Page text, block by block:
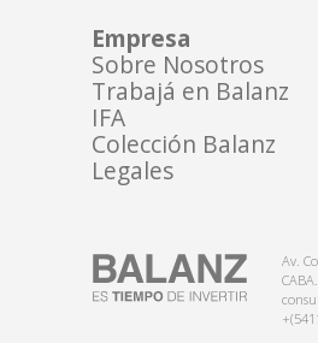
Av.
Empresa
Sobre Nosotros
Trabajá en Balanz
IFA
Colección Balanz
Legales